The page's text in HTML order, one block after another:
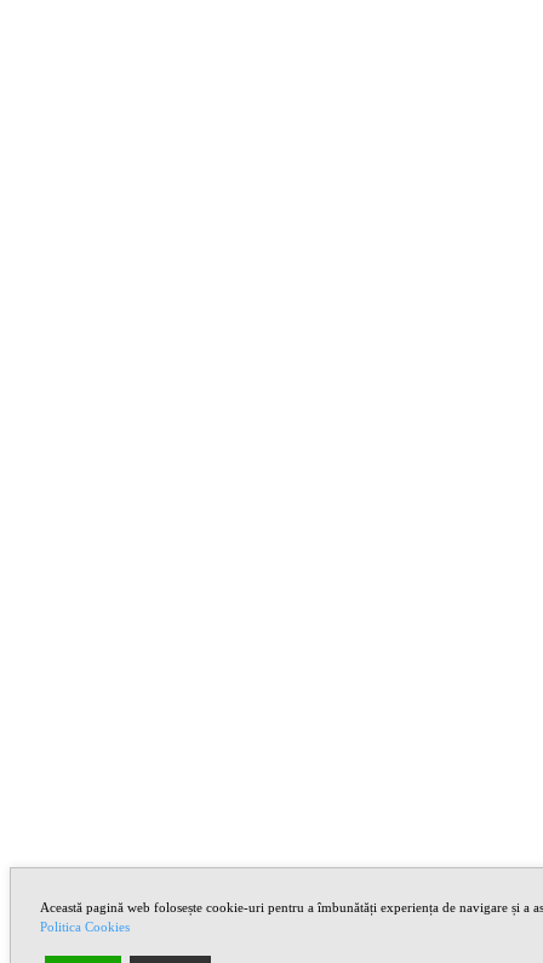
Această pagină web folosește cookie-uri pentru a îmbunătăți experiența de navigare și
Politica Cookies